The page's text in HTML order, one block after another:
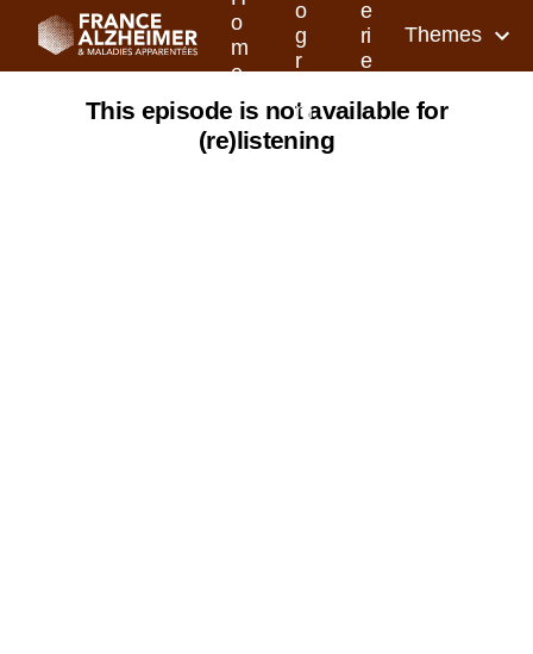
o
m
e
o
g
r
m
e
ri
e
Themes
This episode is not available for
(re)listening